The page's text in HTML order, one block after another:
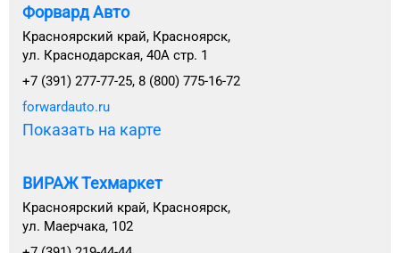
Форвард Авто
Красноярский край, Красноярск,
ул. Краснодарская, 40А стр. 1
+7 (391) 277-77-25, 8 (800) 775-16-72
forwardauto.ru
Показать на карте
ВИРАЖ Техмаркет
Красноярский край, Красноярск,
ул. Маерчака, 102